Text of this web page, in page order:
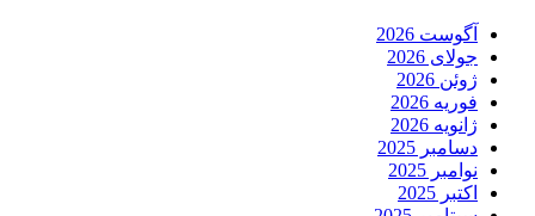
آگوست 2026
جولای 2026
ژوئن 2026
فوریه 2026
ژانویه 2026
دسامبر 2025
نوامبر 2025
اکتبر 2025